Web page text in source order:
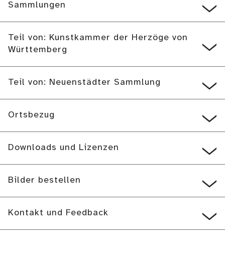
Sammlungen
Teil von: Kunstkammer der Herzöge von
Württemberg
Teil von: Neuenstädter Sammlung
Ortsbezug
Downloads und Lizenzen
Bilder bestellen
Kontakt und Feedback